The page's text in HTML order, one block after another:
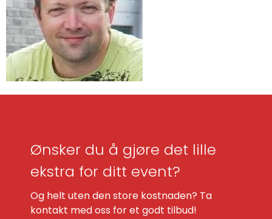
Ønsker du å gjøre det lille
ekstra for ditt event?
Og helt uten den store kostnaden? Ta
kontakt med oss for et godt tilbud!